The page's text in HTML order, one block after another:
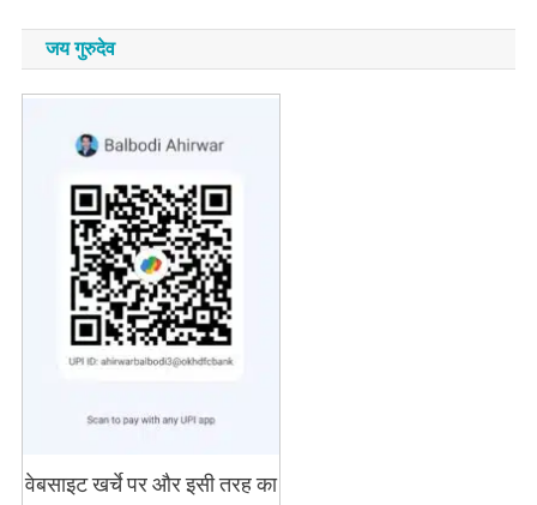
जय गुरुदेव
वेबसाइट खर्चे पर और इसी तरह का